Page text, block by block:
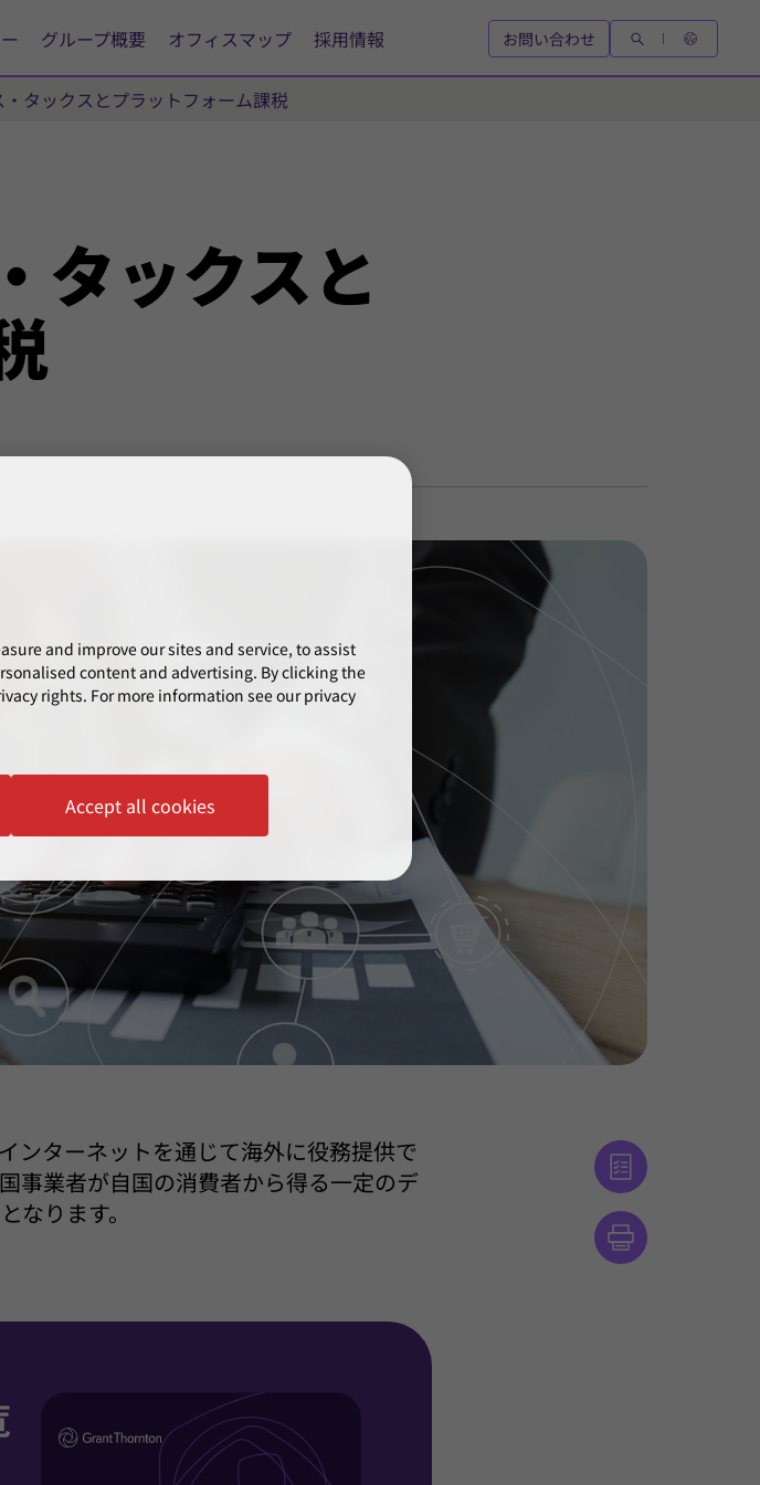
グループ概要 オフィスマップ 採用情報 お問い合わせ
タックスとプラットフォーム課税
タックスと
ンターネットを通じて海外に役務提供で
事業者が自国の消費者から得る一定のデ
なります。
and improve our sites and service, to assist
content and advertising. By clicking the
rights. For more information see our privacy
Accept all cookies